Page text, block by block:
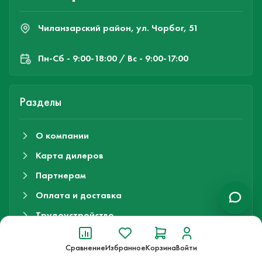
СравнениеИзбранноеКорзинаВойти
Чиланзарский район, ул. Чорбог, 51
Пн-Cб - 9:00-18:00 / Вс - 9:00-17:00
Разделы
О компании
Карта дилеров
Партнерам
Оплата и доставка
Трудоустройство
Контакты